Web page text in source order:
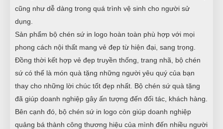
cũng như dễ dàng trong quá trình vệ sinh cho người sử
dụng.
Sản phẩm bộ chén sứ in logo hoàn toàn phù hợp với mọi
phong cách nội thất mang vẻ đẹp từ hiện đại, sang trọng.
Đồng thời kết hợp vẻ đẹp truyền thống, trang nhã, bộ chén
sứ có thể là món quà tặng những người yêu quý của bạn
thay cho những lời chúc tốt đẹp nhất. Bộ chén sứ quà tặng
đã giúp doanh nghiệp gây ấn tượng đến đối tác, khách hàng.
Bên cạnh đó, bộ chén sứ in logo còn giúp doanh nghiệp
quảng bá thành công thương hiệu của mình đến nhiều người